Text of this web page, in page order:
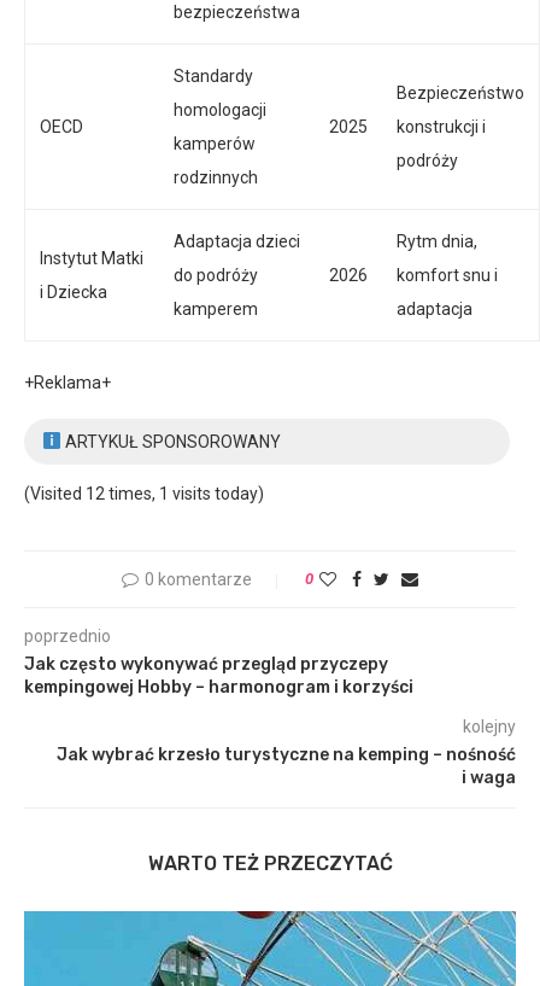
bezpieczeństwa
OECD
Standardy
homologacji
kamperów
rodzinnych
2025
Bezpieczeństwo
konstrukcji i
podróży
Instytut Matki
i Dziecka
Adaptacja dzieci
do podróży
kamperem
2026
Rytm dnia,
komfort snu i
adaptacja
+Reklama+
ARTYKUŁ SPONSOROWANY
(Visited 12 times, 1 visits today)
0 komentarze 0
poprzednio
Jak często wykonywać przegląd przyczepy
kempingowej Hobby – harmonogram i korzyści
kolejny
Jak wybrać krzesło turystyczne na kemping – nośność
i waga
WARTO TEŻ PRZECZYTAĆ